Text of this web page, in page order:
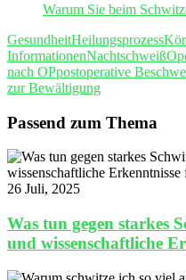
Warum Sie beim
GesundheitHeilungsprozess
InformationenNachtschweiß
nach OPpostoperative
zur Bewältigung
Passend zum Thema
26 Juli, 2025
Was tun gegen starkes
und wissenschaftliche